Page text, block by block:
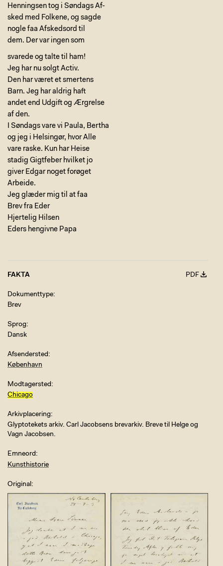
Henningsen tog i Søndags Af-
sked med Folkene, og sagde
nogle faa Afskedsord til
dem. Der var ingen som
svarede og talte til ham!
Jeg har nu solgt Activ.
Den har været et smertens
Barn. Jeg har aldrig haft
andet end Udgift og Ærgrelse
af den.
I Søndags vare vi Paula, Bertha
og jeg i Helsingør, hvor Alle
vare raske. Kun har Heise
stadig Gigtfeber hvilket jo
giver Edgar noget forøget
Arbeide.
Jeg glæder mig til at faa
Brev fra Eder
Hjertelig Hilsen
Eders hengivne Papa
FAKTA PDF
Dokumenttype
Brev
Sprog
Dansk
Afsendersted
København
Modtagersted
Chicago
Arkivplacering
Glyptotekets arkiv. Carl Jacobsens brevarkiv. Breve til Helge og
Vagn Jacobsen.
Emneord
Kunsthistorie
Original